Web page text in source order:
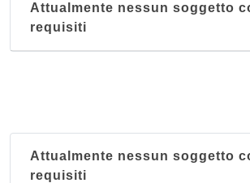
Attualmente nessun soggetto
requisiti
Attualmente nessun soggetto
requisiti